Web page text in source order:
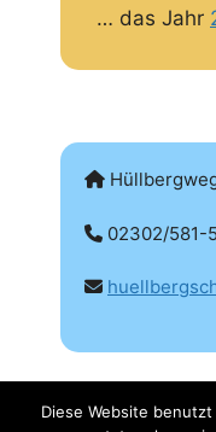
… das Jahr
02302/581-
Diese Website